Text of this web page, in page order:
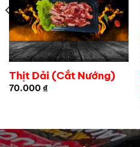
Thịt Dải (Cắt Nướng)
70.000 ₫